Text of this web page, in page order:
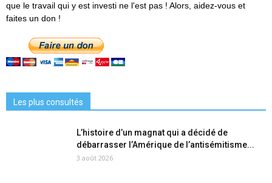
que le travail qui y est investi ne l'est pas ! Alors, aidez-vous et
faites un don !
Les plus consultés
L’histoire d’un magnat qui a décidé de
débarrasser l’Amérique de l’antisémitisme...
3 août 2026